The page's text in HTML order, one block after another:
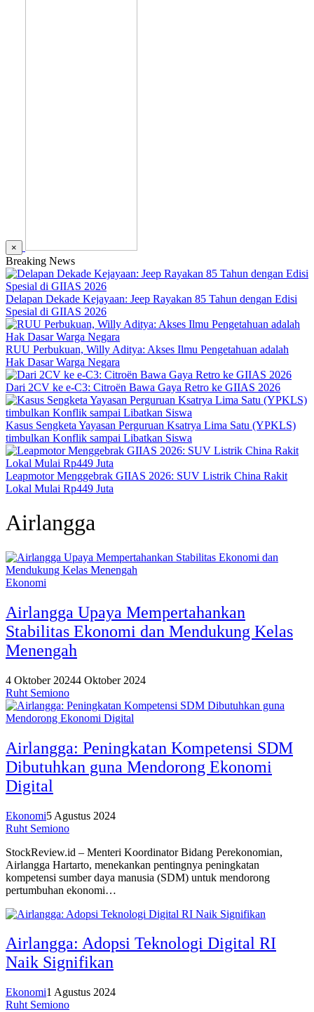
×
Breaking News
Delapan Dekade Kejayaan: Jeep Rayakan 85 Tahun dengan Edisi
Spesial di GIIAS 2026
RUU Perbukuan, Willy Aditya: Akses Ilmu Pengetahuan adalah
Hak Dasar Warga Negara
Dari 2CV ke e-C3: Citroën Bawa Gaya Retro ke GIIAS 2026
Kasus Sengketa Yayasan Perguruan Ksatrya Lima Satu (YPKLS)
timbulkan Konflik sampai Libatkan Siswa
Leapmotor Menggebrak GIIAS 2026: SUV Listrik China Rakit
Lokal Mulai Rp449 Juta
Airlangga
Ekonomi
Airlangga Upaya Mempertahankan
Stabilitas Ekonomi dan Mendukung Kelas
Menengah
4 Oktober 20244 Oktober 2024
Ruht Semiono
Airlangga: Peningkatan Kompetensi SDM
Dibutuhkan guna Mendorong Ekonomi
Digital
Ekonomi5 Agustus 2024
Ruht Semiono
StockReview.id – Menteri Koordinator Bidang Perekonomian,
Airlangga Hartarto, menekankan pentingnya peningkatan
kompetensi sumber daya manusia (SDM) untuk mendorong
pertumbuhan ekonomi…
Airlangga: Adopsi Teknologi Digital RI
Naik Signifikan
Ekonomi1 Agustus 2024
Ruht Semiono